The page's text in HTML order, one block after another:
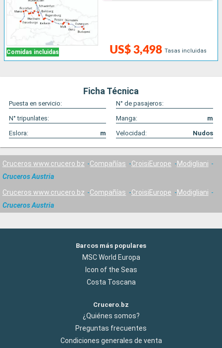
Comidas incluidas US$ 3,498 Tasas incluidas
Ficha Técnica
Puesta en servicio:
N° de pasajeros:
N° tripunlates:
Manga:
m
Eslora:
m Velocidad: Nudos
Cruceros www.crucero.bz Compañías CroisiEurope
Modigliani
Cruceros Austria
Cruceros www.crucero.bz Compañías CroisiEurope
Modigliani
Cruceros Austria
Barcos más populares
MSC World Europa
Icon of the Seas
Costa Toscana
Crucero.bz
¿Quiénes somos?
Preguntas frecuentes
Condiciones generales de venta